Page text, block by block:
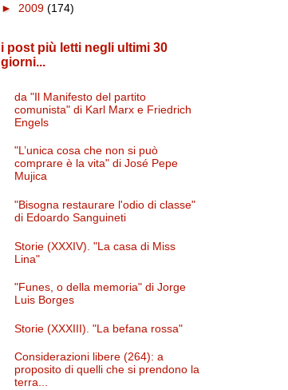
► 2009 (174)
i post più letti negli ultimi 30
giorni...
da "Il Manifesto del partito
comunista" di Karl Marx e Friedrich
Engels
"L’unica cosa che non si può
comprare è la vita" di José Pepe
Mujica
"Bisogna restaurare l'odio di classe"
di Edoardo Sanguineti
Storie (XXXIV). "La casa di Miss
Lina"
"Funes, o della memoria" di Jorge
Luis Borges
Storie (XXXIII). "La befana rossa"
Considerazioni libere (264): a
proposito di quelli che si prendono la
terra...